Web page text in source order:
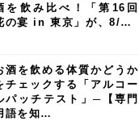
を飲み比べ！「第16回
の宴 in 東京」が、8/…
酒を飲める体質かどうか
チェックする「アルコー
パッチテスト」─【専門
語を知…